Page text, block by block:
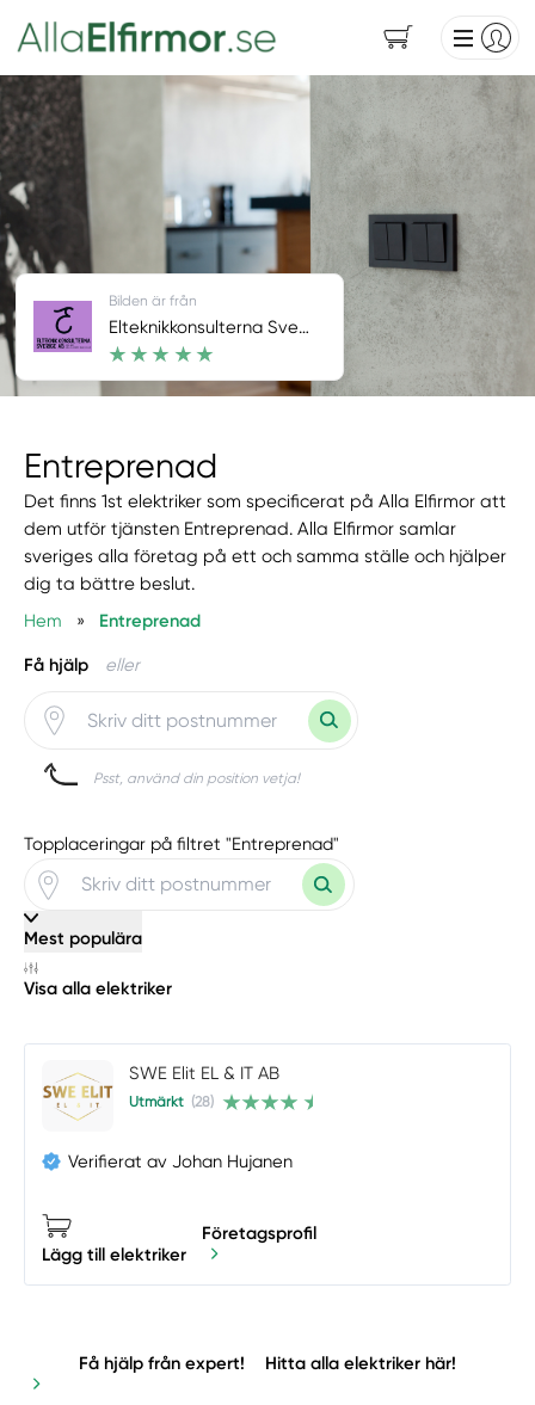
Entreprenad
Det finns 1st elektriker som specificerat på Alla Elfirmor att
dem utför tjänsten Entreprenad. Alla Elfirmor samlar
sveriges alla företag på ett och samma ställe och hjälper
dig ta bättre beslut.
Hem
» Entreprenad
Få hjälp eller
Psst, använd din position vetja!
Bilden är från
Elteknikkonsulterna Sverige AB
Topplaceringar på filtret "Entreprenad"
Mest populära
Visa alla elektriker
SWE Elit EL & IT AB
Utmärkt (28)
Verifierat av Johan Hujanen
Lägg till elektriker
Företagsprofil
Få hjälp från expert! Hitta alla elektriker här!